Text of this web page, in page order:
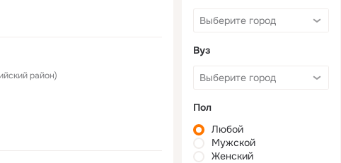
район)
Вуз
Пол
Любой
Мужской
Женский